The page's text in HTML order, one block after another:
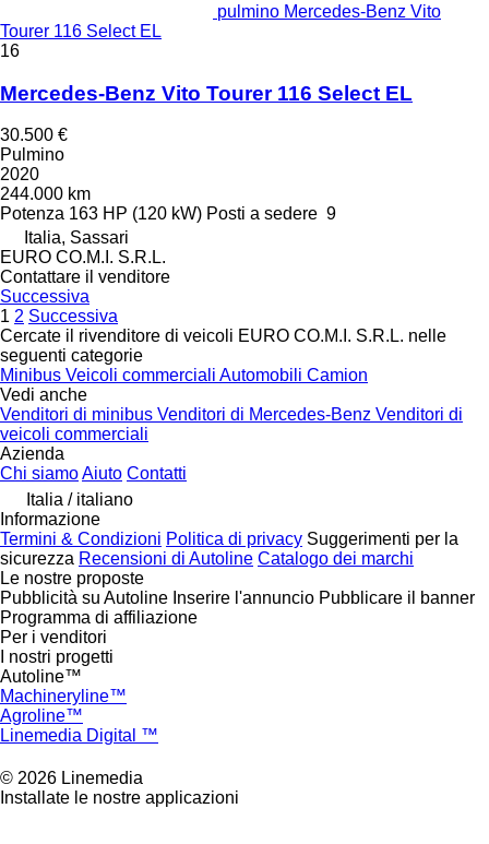
pulmino Mercedes-Benz Vito
Tourer 116 Select EL
16
Mercedes-Benz Vito Tourer 116 Select EL
30.500 €
Pulmino
2020
244.000 km
Potenza 163 HP (120 kW) Posti a sedere 9
Italia, Sassari
EURO CO.M.I. S.R.L.
Contattare il venditore
Successiva
1 2 Successiva
Cercate il rivenditore di veicoli EURO CO.M.I. S.R.L. nelle
seguenti categorie
Minibus Veicoli commerciali Automobili Camion
Vedi anche
Venditori di minibus Venditori di Mercedes-Benz Venditori di
veicoli commerciali
Azienda
Chi siamoAiuto Contatti
Italia / italiano
Informazione
Termini & Condizioni Politica di privacy Suggerimenti per la
sicurezza Recensioni di Autoline Catalogo dei marchi
Le nostre proposte
Pubblicità su Autoline Inserire l'annuncio Pubblicare il banner
Programma di affiliazione
Per i venditori
I nostri progetti
Autoline™
Machineryline™
Agroline™
Linemedia Digital ™
© 2026 Linemedia
Installate le nostre applicazioni